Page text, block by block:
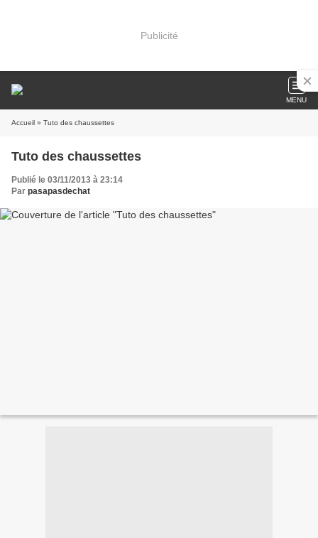
Publicité
MENU
Accueil » Tuto des chaussettes
Tuto des chaussettes
Publié le 03/11/2013 à 23:14
Par pasapasdechat